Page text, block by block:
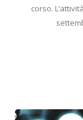
corso.